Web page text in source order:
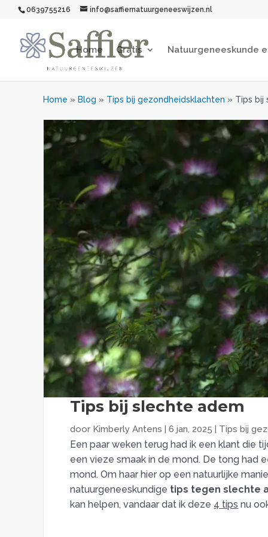
0639755216 info@saffiernatuurgeneeswijzen.nl
Home Gratis Natuurgeneeskunde
Home » Blog » Tips bij gezondheidsklachten » Tips bij
Tips bij slechte adem
door Kimberly Antens |6 jan, 2025 | Tips bij
Een paar weken terug had ik een klant die
een vieze smaak in de mond. De tong had
mond. Om haar hier op een natuurlijke
natuurgeneeskundige tips tegen slechte
kan helpen, vandaar dat ik deze 4 tips nu